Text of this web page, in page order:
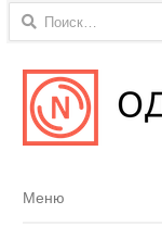
Найти:
Menu
Меню